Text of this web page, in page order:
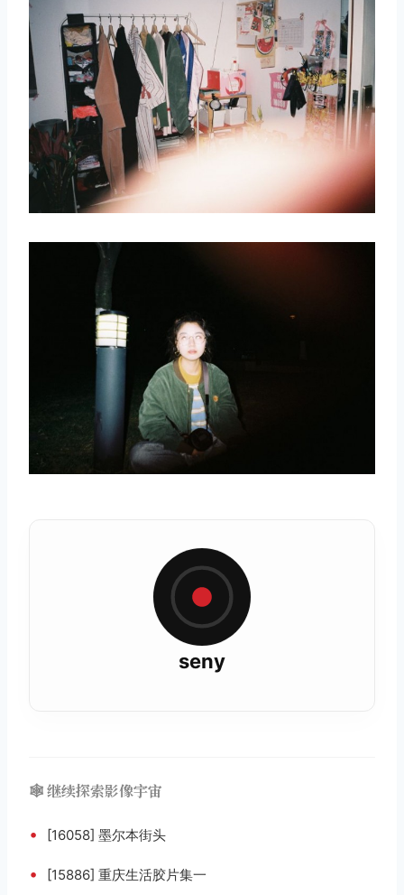
seny
🕸️ 继续探索影像宇宙
• [16058] 墨尔本街头
• [15886] 重庆生活胶片集一
取消 搜索